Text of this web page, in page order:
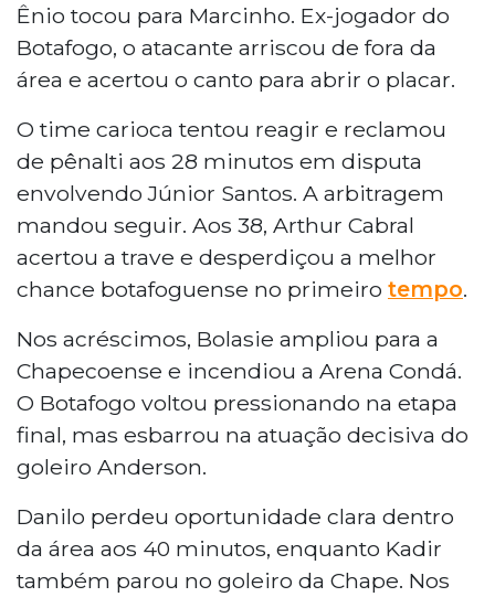
Ênio tocou para Marcinho. Ex-jogador do
Botafogo, o atacante arriscou de fora da
área e acertou o canto para abrir o placar.
O time carioca tentou reagir e reclamou
de pênalti aos 28 minutos em disputa
envolvendo Júnior Santos. A arbitragem
mandou seguir. Aos 38, Arthur Cabral
acertou a trave e desperdiçou a melhor
chance botafoguense no primeiro tempo.
Nos acréscimos, Bolasie ampliou para a
Chapecoense e incendiou a Arena Condá.
O Botafogo voltou pressionando na etapa
final, mas esbarrou na atuação decisiva do
goleiro Anderson.
Danilo perdeu oportunidade clara dentro
da área aos 40 minutos, enquanto Kadir
também parou no goleiro da Chape. Nos